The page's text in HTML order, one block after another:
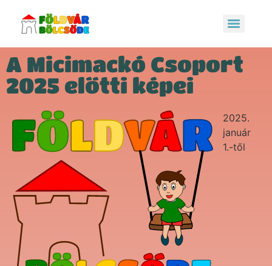
A Micimackó Csoport
2025 előtti képei
2025.
január
1.-től